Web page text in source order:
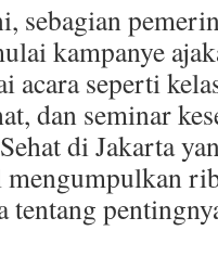
sebagian
kampanye
acara seperti
dan seminar
di Jakarta
tentang